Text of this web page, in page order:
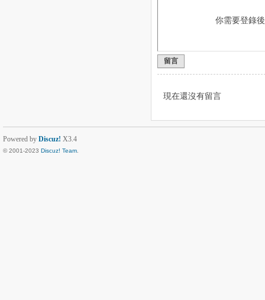
你需要登錄
留言
現在還沒有留言
Powered by Discuz! X3.4
© 2001-2023 Discuz! Team